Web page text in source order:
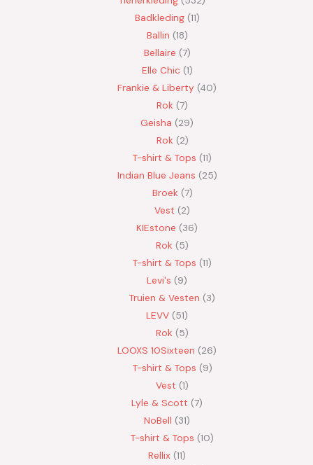
Badkleding 11
Ballin 18
Bellaire 7
Elle Chic 1
Frankie & Liberty 40
Rok 7
Geisha
29
Rok 2
T-shirt & Tops 11
Indian Blue Jeans 25
Broek 7
Vest
2
KIEstone
36
Rok 5
T-shirt & Tops 11
Levi's
9
Truien & Vesten
3
LEVV 51
Rok 5
LOOXS 10Sixteen
26
T-shirt & Tops 9
Vest 1
Lyle & Scott 7
NoBell
31
T-shirt & Tops 10
Rellix 11